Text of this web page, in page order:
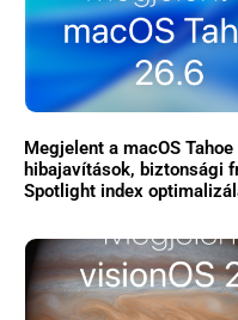
Megjelent a macOS
hibajavítások, biztonsági
Spotlight index